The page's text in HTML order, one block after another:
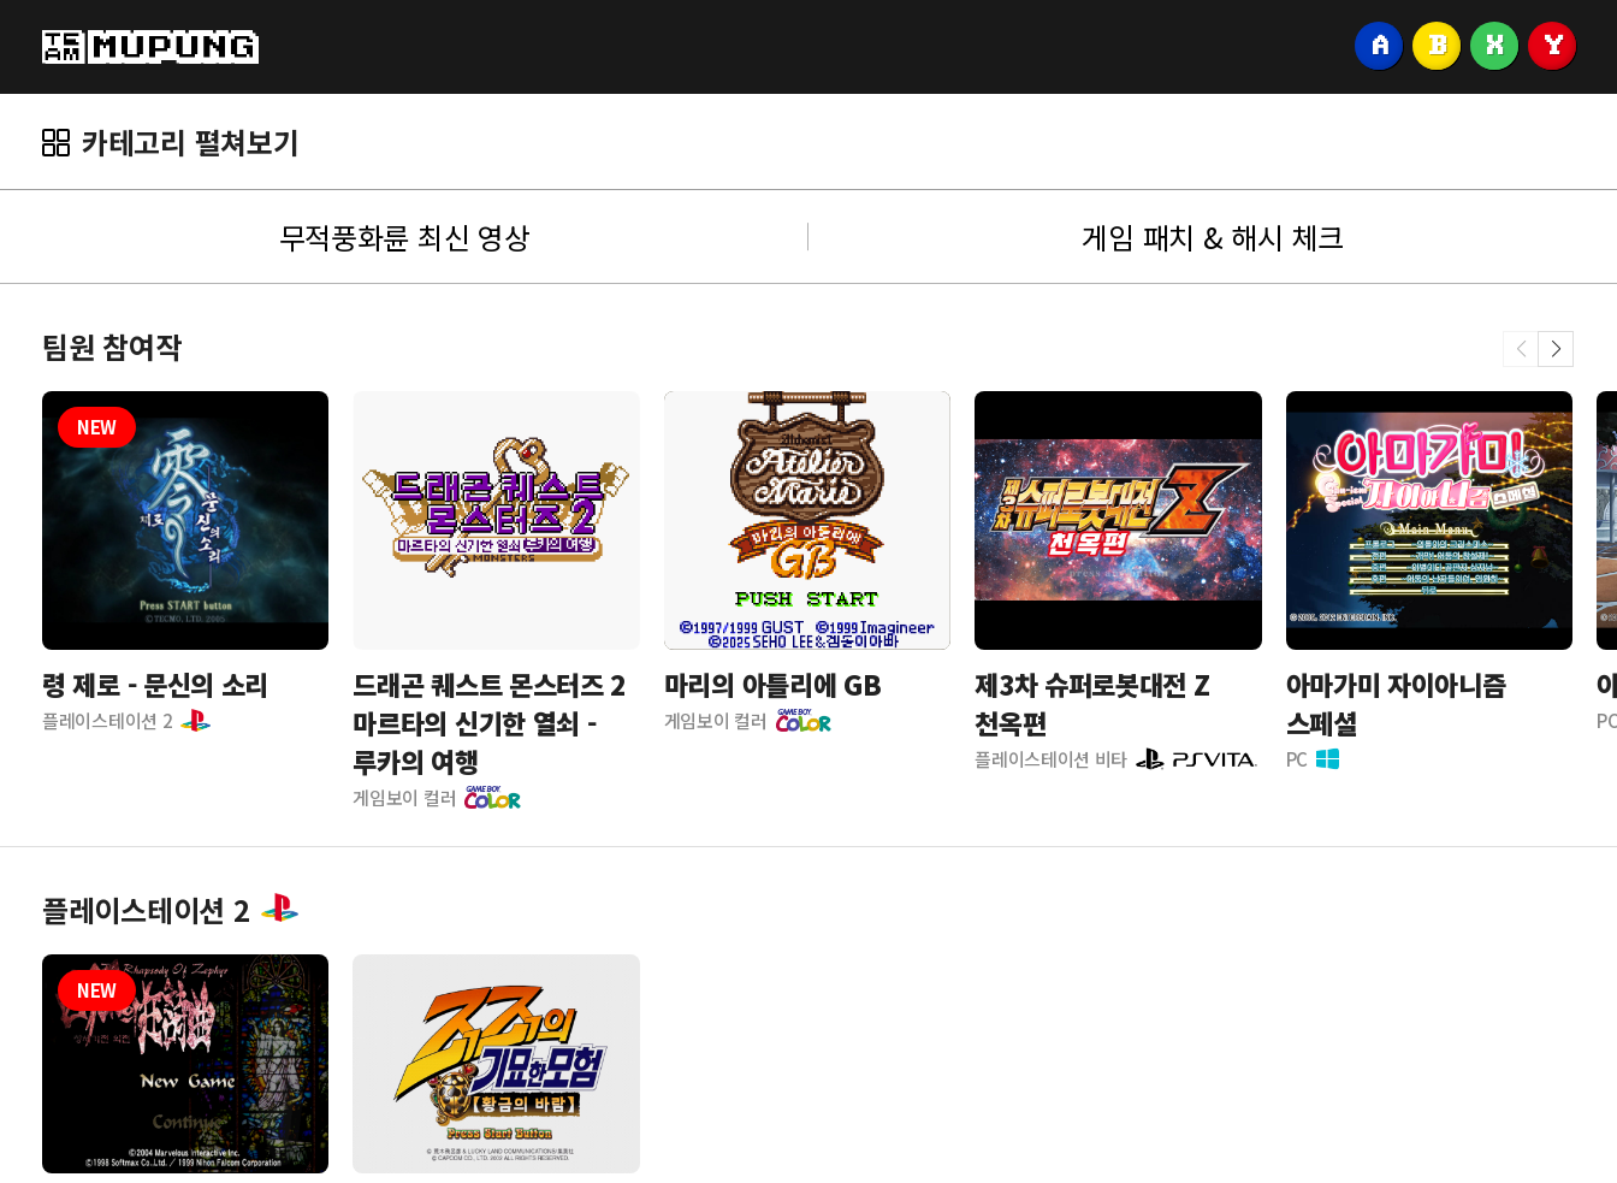
A B X Y
카테고리 펼쳐보기
무적풍화륜 최신 영상 게임 패치 & 해시 체크
팀원 참여작
령 제로 - 문신의 소리
플레이스테이션 2
드래곤 퀘스트 몬스터즈 2
마르타의 신기한 열쇠 -
루카의 여행
게임보이 컬러
마리의 아틀리에 GB
게임보이 컬러
제3차 슈퍼로봇대전 Z
천옥편
플레이스테이션 비타
아마가미 자이아니즘
스페셜
PC
플레이스테이션 2